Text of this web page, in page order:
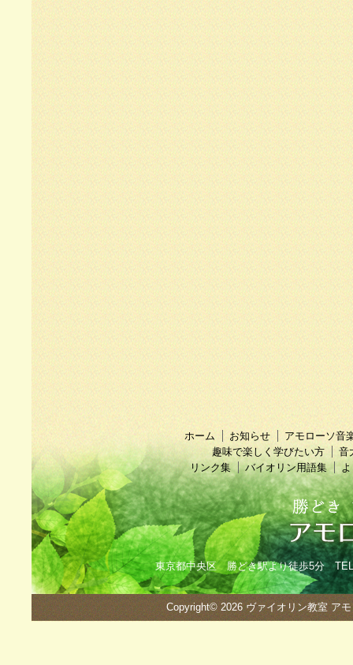
ホーム お知らせ
アモローソ音
趣味で楽しく学びたい方
音
リンク集
バイオリン用語集
東京都中央区 勝どき駅より徒歩5分
Copyright© 2026 ヴァイオリン教室 ア